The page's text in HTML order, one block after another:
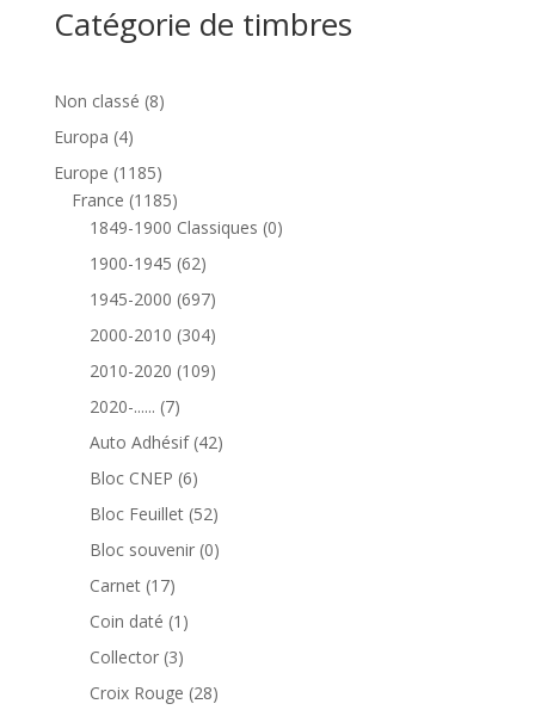
Catégorie de timbres
Non classé 88
Europa 44
produits
Europe 11851185
produits
France 11851185
produits
1849-1900 Classiques 00
1900-1945 6262
produits
1945-2000 697697
produits
2000-2010 304304
produits
2010-2020 109109
2020-...... 77
produits
Auto Adhésif 4242
Bloc CNEP 66
produits
Bloc Feuillet 5252
produits
Bloc souvenir 00
Carnet 1717
produits
Coin daté 1 1
produit
Collector 33
produits
Croix Rouge 2828